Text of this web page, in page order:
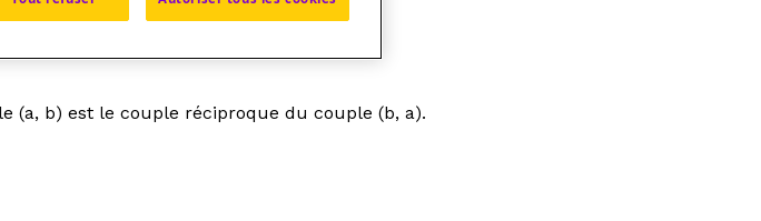
(a, b) est le couple réciproque du couple (b, a).